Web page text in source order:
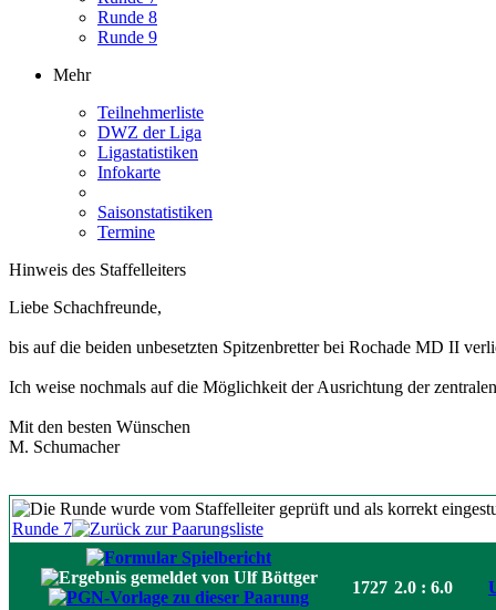
Runde 8
Runde 9
Mehr
Teilnehmerliste
DWZ der Liga
Ligastatistiken
Infokarte
Saisonstatistiken
Termine
Hinweis des Staffelleiters
Liebe Schachfreunde,
bis auf die beiden unbesetzten Spitzenbretter bei Rochade MD II
Ich weise nochmals auf die Möglichkeit der Ausrichtung der
Mit den besten Wünschen
M. Schumacher
Runde 7
1727 2.0 : 6.0